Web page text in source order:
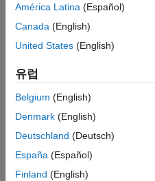
Verhaegen
-WE-
2022 6월
3
1 답변
답변
채택됨
업데이트
시간: 2022
América Latina (Español)
Canada (English)
United States (English)
유럽
Belgium (English)
Denmark (English)
Deutschland (Deutsch)
España (Español)
Finland (English)